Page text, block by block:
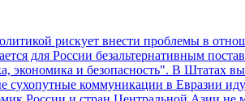
рискует внести проблемы в
для России безальтернативным
экономика и безопасность". В Штатах
сухопутные коммуникации в Евразии